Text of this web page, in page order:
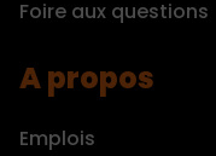
Foire aux questions
A propos
Emplois